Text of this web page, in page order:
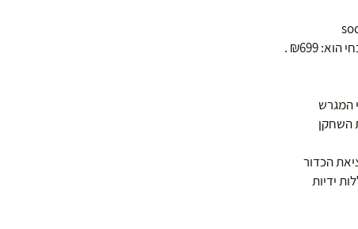
השחקן
הכדור
ידיות